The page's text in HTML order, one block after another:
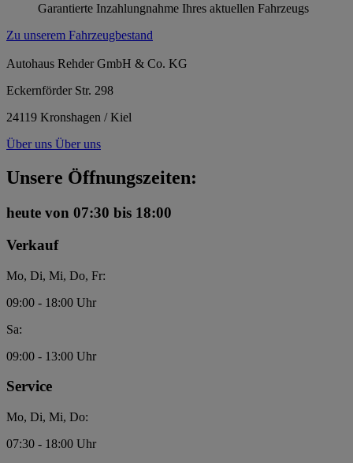
Garantierte Inzahlungnahme Ihres aktuellen Fahrzeugs
Zu unserem Fahrzeugbestand
Autohaus Rehder GmbH & Co. KG
Eckernförder Str. 298
24119 Kronshagen / Kiel
Über uns Über uns
Unsere Öffnungszeiten:
heute von 07:30 bis 18:00
Verkauf
Mo, Di, Mi, Do, Fr:
09:00 - 18:00 Uhr
Sa:
09:00 - 13:00 Uhr
Service
Mo, Di, Mi, Do:
07:30 - 18:00 Uhr